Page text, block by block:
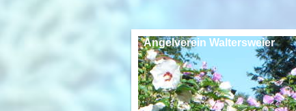
Angelverein Waltersweier